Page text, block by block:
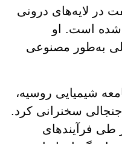
در لایه‌های درونی
شده است. او
به‌طور مصنوعی
جامعه شیمیایی روسیه،
سخنرانی کرد.
طی فرآیندهای